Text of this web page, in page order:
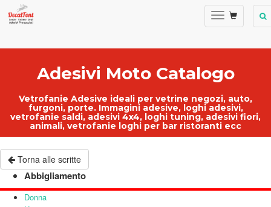
Adesivi Moto Catalogo
Vetrofanie Adesive ideali per vetrine negozi, auto,
furgoni, porte. Immagini adesive, loghi adesivi,
vetrofanie saldi, adesivi 4x4, loghi tuning, adesivi fiori,
animali, vetrofanie loghi per bar ristoranti ecc
Torna alle scritte
Abbigliamento
Donna